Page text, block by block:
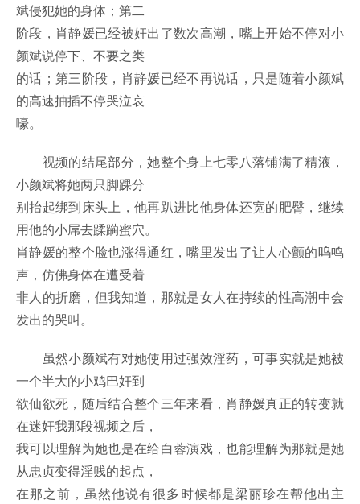
斌侵犯她的身体；第二
阶段，肖静媛已经被奸出了数次高潮，嘴上开始不停对小
颜斌说停下、不要之类
的话；第三阶段，肖静媛已经不再说话，只是随着小颜斌
的高速抽插不停哭泣哀
嚎。
视频的结尾部分，她整个身上七零八落铺满了精液，
小颜斌将她两只脚踝分
别抬起绑到床头上，他再趴进比他身体还宽的肥臀，继续
用他的小屌去蹂躏蜜穴。
肖静媛的整个脸也涨得通红，嘴里发出了让人心颤的呜鸣
声，仿佛身体在遭受着
非人的折磨，但我知道，那就是女人在持续的性高潮中会
发出的哭叫。
虽然小颜斌有对她使用过强效淫药，可事实就是她被
一个半大的小鸡巴奸到
欲仙欲死，随后结合整个三年来看，肖静媛真正的转变就
在迷奸我那段视频之后，
我可以理解为她也是在给白蓉演戏，也能理解为那就是她
从忠贞变得淫贱的起点，
在那之前，虽然他说有很多时候都是梁丽珍在帮他出主